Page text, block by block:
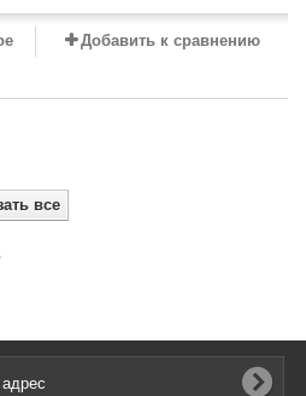
Добавить к сравнению
все